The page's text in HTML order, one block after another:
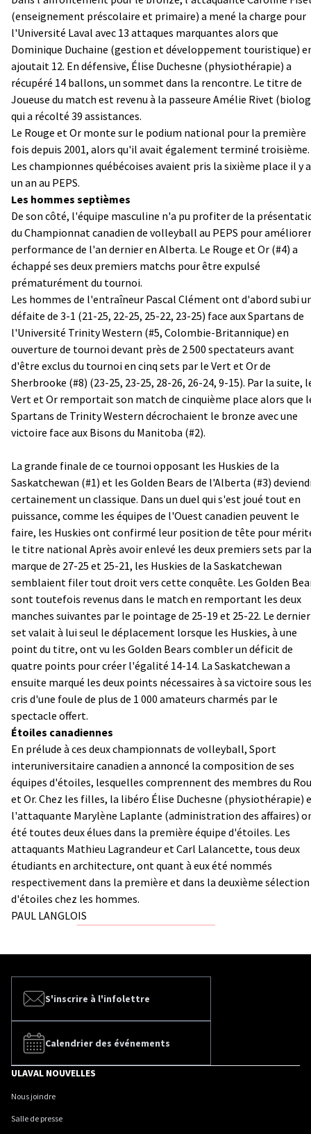
(enseignement préscolaire et primaire) a mené la charge pour
l'Université Laval avec 13 attaques marquantes alors que
Dominique Duchaine (gestion et développement touristique)
ajoutait 12. En défensive, Élise Duchesne (physiothérapie) a
récupéré 14 ballons, un sommet dans la rencontre. Le titre de
Joueuse du match est revenu à la passeure Amélie Rivet
qui a récolté 39 assistances.
Le Rouge et Or monte sur le podium national pour la première
fois depuis 2001, alors qu'il avait également terminé troisième.
Les championnes québécoises avaient pris la sixième place il y a
un an au PEPS.
Les hommes septièmes
De son côté, l'équipe masculine n'a pu profiter de la
du Championnat canadien de volleyball au PEPS pour
performance de l'an dernier en Alberta. Le Rouge et Or (#4) a
échappé ses deux premiers matchs pour être expulsé
prématurément du tournoi.
Les hommes de l'entraîneur Pascal Clément ont d'abord subi
défaite de 3-1 (21-25, 22-25, 25-22, 23-25) face aux Spartans de
l'Université Trinity Western (#5, Colombie-Britannique) en
ouverture de tournoi devant près de 2 500 spectateurs avant
d'être exclus du tournoi en cinq sets par le Vert et Or de
Sherbrooke (#8) (23-25, 23-25, 28-26, 26-24, 9-15). Par la suite,
Vert et Or remportait son match de cinquième place alors que
Spartans de Trinity Western décrochaient le bronze avec une
victoire face aux Bisons du Manitoba (#2).
La grande finale de ce tournoi opposant les Huskies de la
Saskatchewan (#1) et les Golden Bears de l'Alberta (#3)
certainement un classique. Dans un duel qui s'est joué tout en
puissance, comme les équipes de l'Ouest canadien peuvent le
faire, les Huskies ont confirmé leur position de tête pour
le titre national Après avoir enlevé les deux premiers sets par la
marque de 27-25 et 25-21, les Huskies de la Saskatchewan
semblaient filer tout droit vers cette conquête. Les Golden
sont toutefois revenus dans le match en remportant les deux
manches suivantes par le pointage de 25-19 et 25-22. Le dernier
set valait à lui seul le déplacement lorsque les Huskies, à une
point du titre, ont vu les Golden Bears combler un déficit de
quatre points pour créer l'égalité 14-14. La Saskatchewan a
ensuite marqué les deux points nécessaires à sa victoire sous
cris d'une foule de plus de 1 000 amateurs charmés par le
spectacle offert.
Étoiles canadiennes
En prélude à ces deux championnats de volleyball, Sport
interuniversitaire canadien a annoncé la composition de ses
équipes d'étoiles, lesquelles comprennent des membres du
et Or. Chez les filles, la libéro Élise Duchesne (physiothérapie)
l'attaquante Marylène Laplante (administration des affaires)
été toutes deux élues dans la première équipe d'étoiles. Les
attaquants Mathieu Lagrandeur et Carl Lalancette, tous deux
étudiants en architecture, ont quant à eux été nommés
respectivement dans la première et dans la deuxième sélection
d'étoiles chez les hommes.
PAUL LANGLOIS
S'inscrire à l'infolettre
Calendrier des événements
ULAVAL NOUVELLES
Nous joindre
Salle de presse